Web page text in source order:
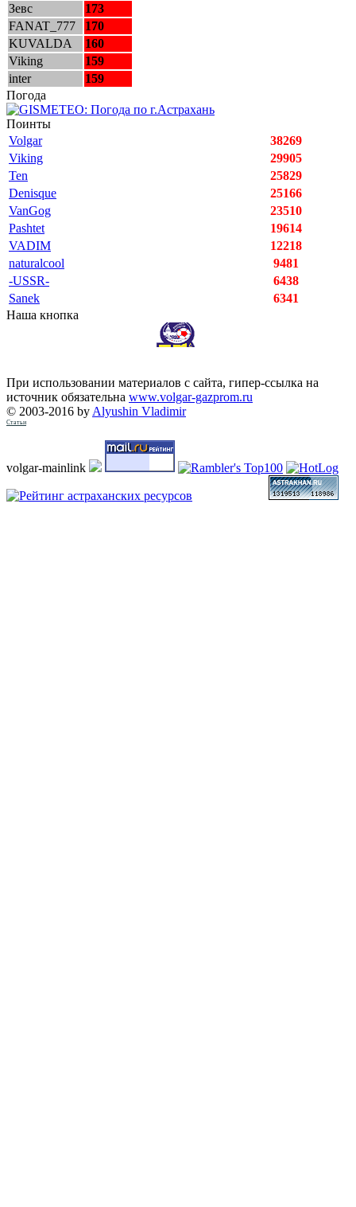
Зевс
173
FANAT_777
170
KUVALDA
160
Viking
159
inter
159
Погода
Поинты
Volgar
38269
Viking
29905
Ten
25829
Denisque
25166
VanGog
23510
Pashtet
19614
VADIM
12218
naturalcool
9481
-USSR-
6438
Sanek
6341
Наша кнопка
При использовании материалов с сайта, гипер-ссылка на
источник обязательна www.volgar-gazprom.ru
© 2003-2016 by Alyushin Vladimir
Статьи
volgar-mainlink